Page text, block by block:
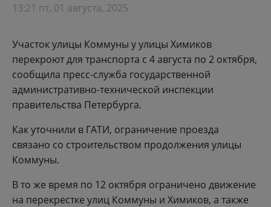
13:21 пт, 01 августа, 2025
Участок улицы Коммуны у улицы Химиков
перекроют для транспорта с 4 августа по 2 октября,
сообщила пресс-служба государственной
административно-технической инспекции
правительства Петербурга.
Как уточнили в ГАТИ, ограничение проезда
связано со строительством продолжения улицы
Коммуны.
В то же время по 12 октября ограничено движение
на перекрестке улиц Коммуны и Химиков, а также